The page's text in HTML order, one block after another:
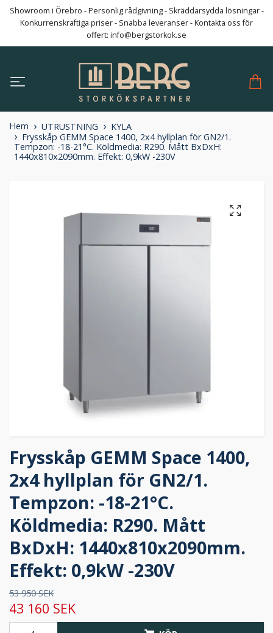
Showroom i Örebro - Personlig rådgivning - Skräddarsydda lösningar -
Konkurrenskraftiga priser - Snabba leveranser - Kontakta oss för
offert: info@bergstorkok.se
Hem UTRUSTNING
KYLA
Frysskåp GEMM Space 1400, 2x4 hyllplan för GN2/1.
Tempzon: -18-21°C. Köldmedia: R290. Mått BxDxH:
1440x810x2090mm. Effekt: 0,9kW -230V
Frysskåp GEMM Space 1400,
2x4 hyllplan för GN2/1.
Tempzon: -18-21°C.
Köldmedia: R290. Mått
BxDxH: 1440x810x2090mm.
Effekt: 0,9kW -230V
53 950 SEK
43 160 SEK